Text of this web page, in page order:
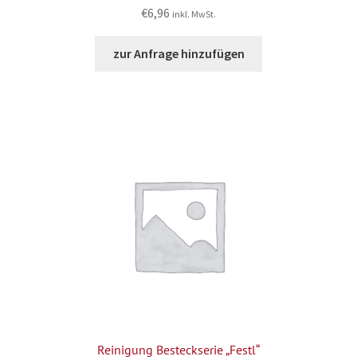
€6,96 inkl. MwSt.
zur Anfrage hinzufügen
Reinigung Besteckserie „Festl“